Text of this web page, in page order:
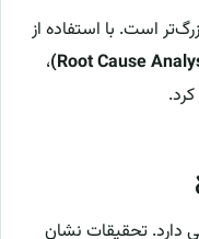
است. با استفاده از
،
دارد. تحقیقات نشان